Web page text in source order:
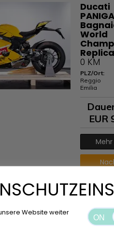
Ducati
World
Replica
0 KM
PLZ/Ort:
Reggio
Emilia
EUR
Website weiter